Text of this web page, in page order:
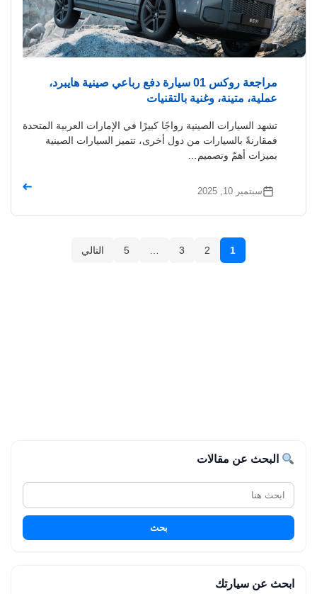
مراجعة روكس 01 سيارة دفع رباعي صينية هايبرد،
عملية، متينة، وغنية بالتقنيات
تشهد السيارات الصينية رواجًا كبيرًا في الإمارات العربية المتحدة
فمقارنةً بالسيارات من دول أخرى، تتميز السيارات الصينية
بميزات أهمّ وتصميم…
سبتمبر 10, 2025 ➜
1
2
3
5 التالي
البحث عن مقالات
بحث
ابحث عن سيارتك